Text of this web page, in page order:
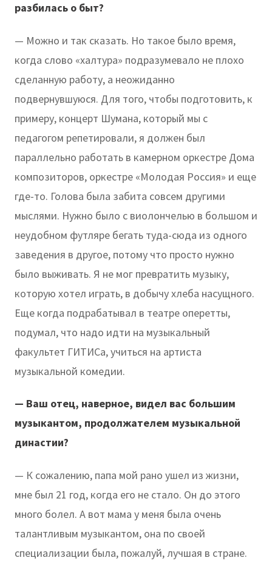
разбилась о быт?
— Можно и так сказать. Но такое было время,
когда слово «халтура» подразумевало не плохо
сделанную работу, а неожиданно
подвернувшуюся. Для того, чтобы подготовить, к
примеру, концерт Шумана, который мы с
педагогом репетировали, я должен был
параллельно работать в камерном оркестре Дома
композиторов, оркестре «Молодая Россия» и еще
где-то. Голова была забита совсем другими
мыслями. Нужно было с виолончелью в большом и
неудобном футляре бегать туда-сюда из одного
заведения в другое, потому что просто нужно
было выживать. Я не мог превратить музыку,
которую хотел играть, в добычу хлеба насущного.
Еще когда подрабатывал в театре оперетты,
подумал, что надо идти на музыкальный
факультет ГИТИСа, учиться на артиста
музыкальной комедии.
— Ваш отец, наверное, видел вас большим
музыкантом, продолжателем музыкальной
династии?
— К сожалению, папа мой рано ушел из жизни,
мне был 21 год, когда его не стало. Он до этого
много болел. А вот мама у меня была очень
талантливым музыкантом, она по своей
специализации была, пожалуй, лучшая в стране.